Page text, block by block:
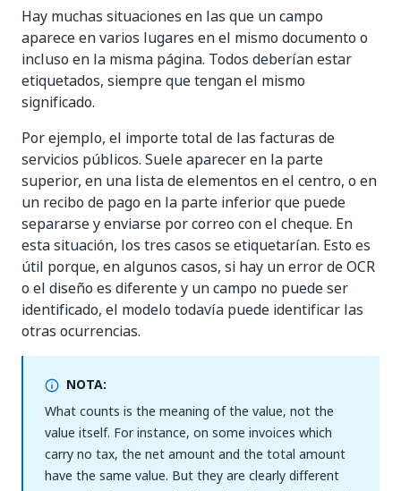
Hay muchas situaciones en las que un campo
aparece en varios lugares en el mismo documento o
incluso en la misma página. Todos deberían estar
etiquetados, siempre que tengan el mismo
significado.
Por ejemplo, el importe total de las facturas de
servicios públicos. Suele aparecer en la parte
superior, en una lista de elementos en el centro, o en
un recibo de pago en la parte inferior que puede
separarse y enviarse por correo con el cheque. En
esta situación, los tres casos se etiquetarían. Esto es
útil porque, en algunos casos, si hay un error de OCR
o el diseño es diferente y un campo no puede ser
identificado, el modelo todavía puede identificar las
otras ocurrencias.
NOTA:
What counts is the meaning of the value, not the
value itself. For instance, on some invoices which
carry no tax, the net amount and the total amount
have the same value. But they are clearly different